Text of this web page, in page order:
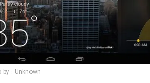
by : Unknown